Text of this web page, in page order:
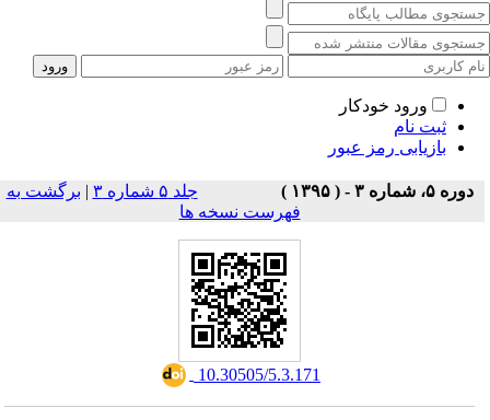
ورود خودکار
ثبت نام
بازیابی رمز عبور
دوره ۵، شماره ۳ - ( ۱۳۹۵ ) جلد ۵ شماره ۳ | برگشت به
فهرست نسخه ها
‎ 10.30505/5.3.171